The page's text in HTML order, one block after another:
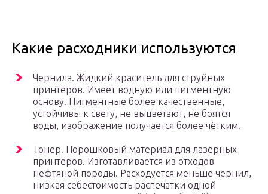
Какие расходники используются
Чернила. Жидкий краситель для струйных
принтеров. Имеет водную или пигментную
основу. Пигментные более качественные,
устойчивы к свету, не выцветают, не боятся
воды, изображение получается более чётким.
Тонер. Порошковый материал для лазерных
принтеров. Изготавливается из отходов
нефтяной породы. Расходуется меньше чернил,
низкая себестоимость распечатки одной